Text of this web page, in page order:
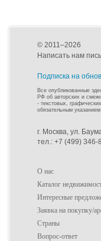
© 2011–2026
Написать нам
Подписка на
Все опубликованные
РФ об авторских и
- текстовых,
обязательным
г. Москва, ул.
тел.: +7 (499) 346-
О нас
Каталог
Интересные
Заявка на покупку/
Страны
Вопрос-ответ